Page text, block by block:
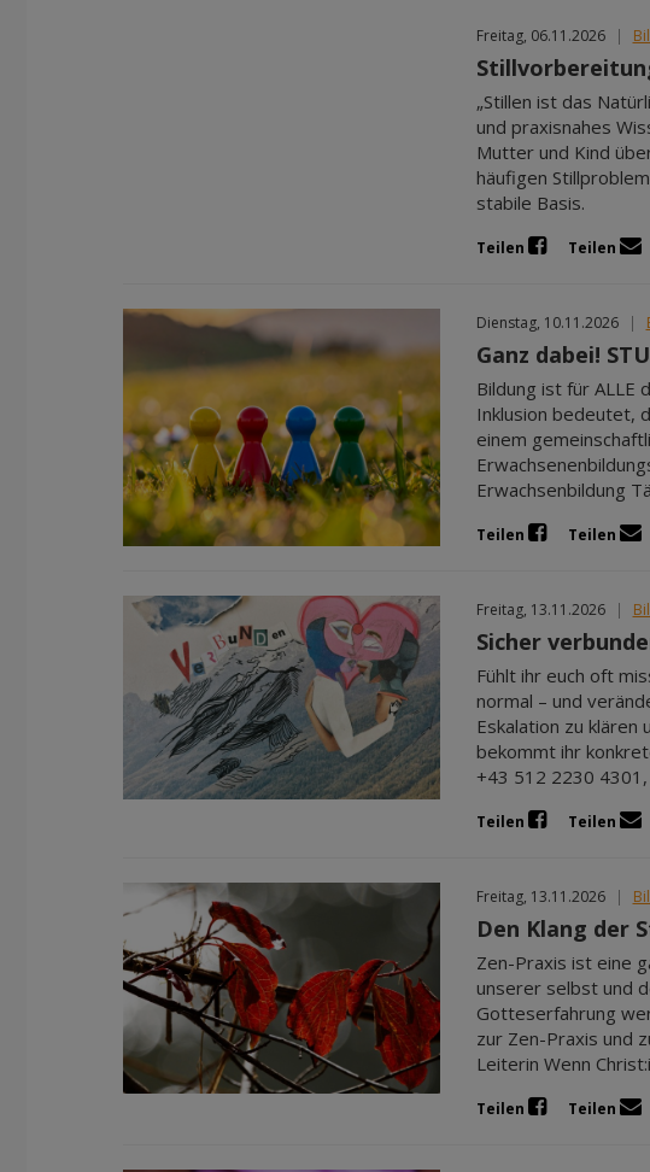
Freitag, 06.11.2026 |
„Stillen ist das
und praxisnahes
Mutter und Kind
häufigen
stabile Basis.
Teilen Teilen
Dienstag, 10.11.2026 |
Ganz dabei!
Bildung ist für ALLE
Inklusion bedeutet,
einem
Erwachsenbildung
Teilen Teilen
Freitag, 13.11.2026 |
Sicher
Fühlt ihr euch oft
normal – und
Eskalation zu
bekommt ihr
+43 512 2230 4301,
Teilen Teilen
Freitag, 13.11.2026 |
Den Klang der
Zen-Praxis ist eine
unserer selbst und
Gotteserfahrung
zur Zen-Praxis und
Leiterin Wenn
Teilen Teilen